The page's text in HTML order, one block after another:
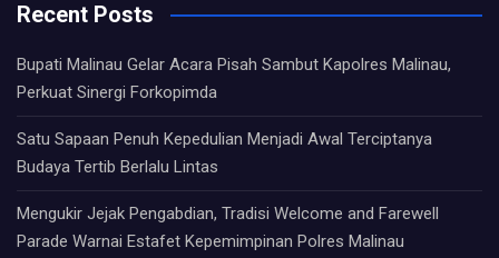
Recent Posts
Bupati Malinau Gelar Acara Pisah Sambut Kapolres Malinau,
Perkuat Sinergi Forkopimda
Satu Sapaan Penuh Kepedulian Menjadi Awal Terciptanya
Budaya Tertib Berlalu Lintas
Mengukir Jejak Pengabdian, Tradisi Welcome and Farewell
Parade Warnai Estafet Kepemimpinan Polres Malinau